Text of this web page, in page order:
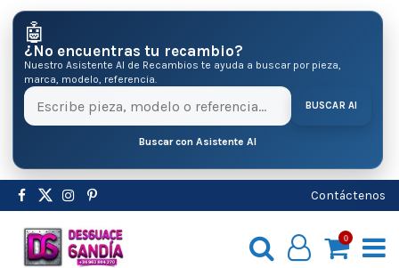
🤖
¿No encuentras tu recambio?
Nuestro Asistente AI de Recambios te ayuda a buscar por pieza,
marca, modelo, referencia.
BUSCAR AI
Buscar con Asistente AI
Contáctenos
0